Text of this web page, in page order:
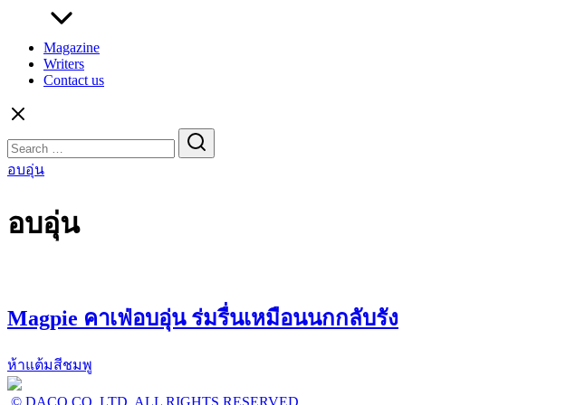
Magazine
Writers
Contact us
for:
อบอุ่น
อบอุ่น
Magpie คาเฟ่อบอุ่น ร่มรื่นเหมือนนกกลับรัง
ห้าแต้มสีชมพู
© DACO CO.,LTD. ALL RIGHTS RESERVED.